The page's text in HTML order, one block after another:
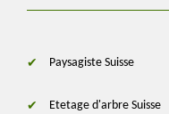
Paysagiste Suisse
Etetage d'arbre Suisse